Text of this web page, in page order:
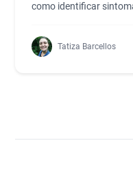
como identificar
Tatiza Barcellos